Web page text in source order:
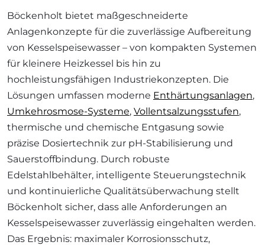
Böckenholt bietet maßgeschneiderte
Anlagenkonzepte für die zuverlässige Aufbereitung
von Kesselspeisewasser – von kompakten Systemen
für kleinere Heizkessel bis hin zu
hochleistungsfähigen Industriekonzepten. Die
Lösungen umfassen moderne Enthärtungsanlagen,
Umkehrosmose-Systeme, Vollentsalzungsstufen,
thermische und chemische Entgasung sowie
präzise Dosiertechnik zur pH-Stabilisierung und
Sauerstoffbindung. Durch robuste
Edelstahlbehälter, intelligente Steuerungstechnik
und kontinuierliche Qualitätsüberwachung stellt
Böckenholt sicher, dass alle Anforderungen an
Kesselspeisewasser zuverlässig eingehalten werden.
Das Ergebnis: maximaler Korrosionsschutz,